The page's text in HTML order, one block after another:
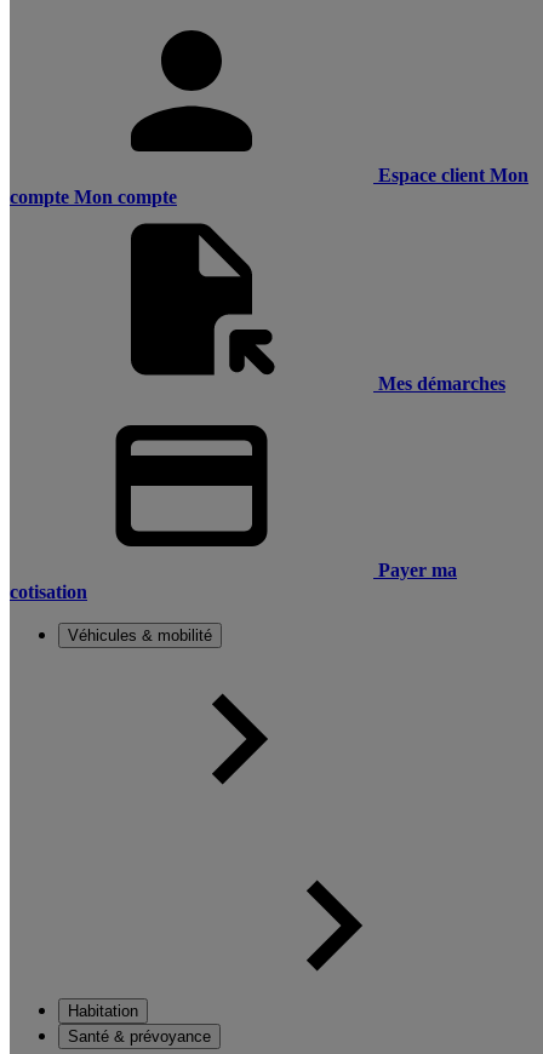
Espace client Mon
compte Mon compte
Mes démarches
Payer ma
cotisation
Véhicules & mobilité
Habitation
Santé & prévoyance